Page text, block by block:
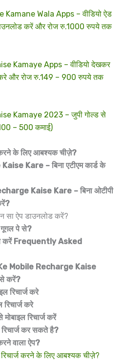
Wala Apps – वीडियो ऐड
करें और रोज रु.1000 रुपये तक
Kamaye Apps – वीडियो देखकर
और रोज रु.149 – 900 रुपये तक
Kamaye 2023 – जुपी गोल्ड से
– 500 कमाई)
करने के लिए आबश्यक चीज़े?
Kare – बिना एटीएम कार्ड के
Kaise Kare – बिना ओटीपी
सा ऐप डाउनलोड करें?
गूगल पे से?
कैसे करें Frequently Asked
Mobile Recharge Kaise
करें?
रिचार्ज करे
करे
रिचार्ज करें
कर सकते है?
वाला ऐप?
रिचार्ज करने के लिए आबश्यक चीज़े?